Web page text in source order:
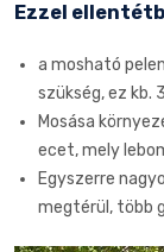
Ezzel
a mosható
szükség, ez kb.
Mosása
ecet, mely
Egyszerre
megtérül, több